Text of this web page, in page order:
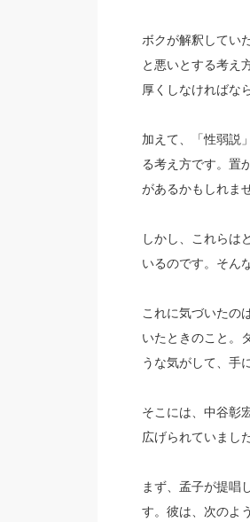
ボクが解釈してい
と悪いとする考え
厚くしなければな
加えて、「性弱説
る考え方です。置
があるかもしれませ
しかし、これらは
いるのです。そん
これに気づいたの
いたときのこと。
うな気がして、手
そこには、中谷彰
広げられていまし
まず、孟子が提唱
す。彼は、次のよ